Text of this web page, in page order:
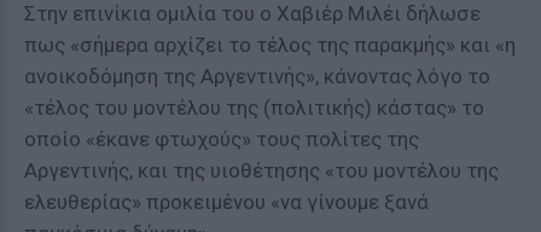
Στην επινίκια ομιλία του ο Χαβιέρ Μιλέι δήλωσε
πως «σήμερα αρχίζει το τέλος της παρακμής» και «η
ανοικοδόμηση της Αργεντινής», κάνοντας λόγο το
«τέλος του μοντέλου της (πολιτικής) κάστας» το
οποίο «έκανε φτωχούς» τους πολίτες της
Αργεντινής, και της υιοθέτησης «του μοντέλου της
ελευθερίας» προκειμένου «να γίνουμε ξανά